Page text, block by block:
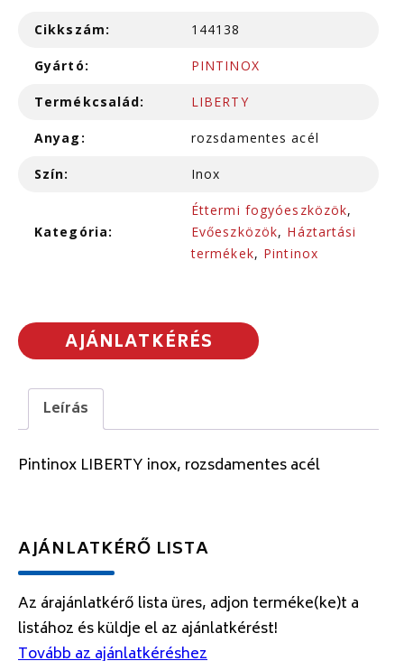
Cikkszám: 144138
Gyártó: PINTINOX
Termékcsalád: LIBERTY
Anyag: rozsdamentes acél
Szín: Inox
Kategória:
Éttermi fogyóeszközök,
Evőeszközök, Háztartási
termékek, Pintinox
AJÁNLATKÉRÉS
Leírás
Pintinox LIBERTY inox, rozsdamentes acél
AJÁNLATKÉRŐ LISTA
Az árajánlatkérő lista üres, adjon terméke(ke)t a
listához és küldje el az ajánlatkérést!
Tovább az ajánlatkéréshez